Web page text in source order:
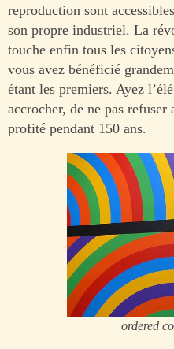
reproduction sont
son propre industriel. La
touche enfin tous les
vous avez bénéficié
étant les premiers. Ayez
accrocher, de ne pas
profité pendant 150 ans.
ordered